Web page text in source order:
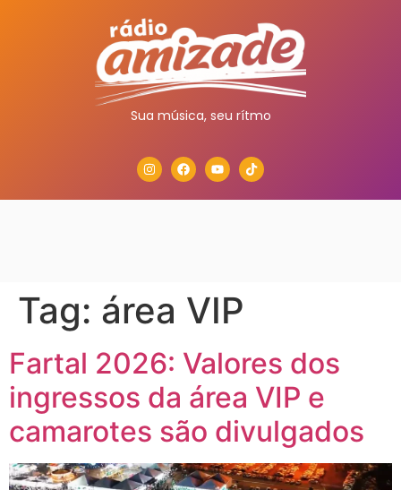
Sua música, seu rítmo
Tag: área VIP
Fartal 2026: Valores dos
ingressos da área VIP e
camarotes são divulgados